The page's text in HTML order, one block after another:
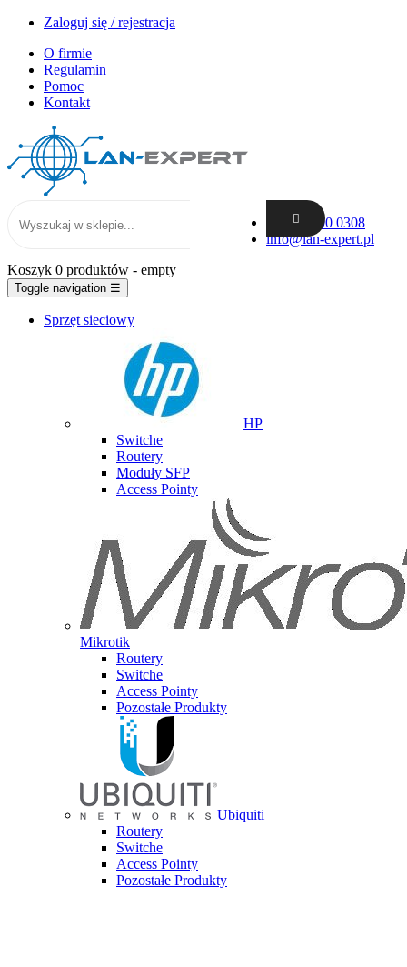
Zaloguj się / rejestracja
O firmie
Regulamin
Pomoc
Kontakt
+48 62 300 0308
info@lan-expert.pl
Koszyk 0 produktów - empty
Toggle navigation ☰
Sprzęt sieciowy
HP
Switche
Routery
Moduły SFP
Access Pointy
Mikrotik
Routery
Switche
Access Pointy
Pozostałe Produkty
Ubiquiti
Routery
Switche
Access Pointy
Pozostałe Produkty